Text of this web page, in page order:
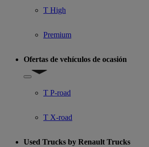
T High
Premium
Ofertas de vehículos de ocasión
Show submenu for Ofertas de vehículos
T P-road
T X-road
Used Trucks by Renault Trucks